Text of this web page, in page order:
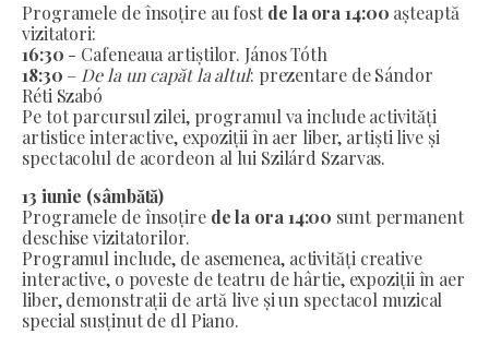
Programele de însoțire au fost de la ora 14:00 așteaptă
vizitatori:
16:30 - Cafeneaua artiștilor. János Tóth
18:30 – De la un capăt la altul: prezentare de Sándor
Réti Szabó
Pe tot parcursul zilei, programul va include activități
artistice interactive, expoziții în aer liber, artiști live și
spectacolul de acordeon al lui Szilárd Szarvas.
13 iunie (sâmbătă)
Programele de însoțire de la ora 14:00 sunt permanent
deschise vizitatorilor.
Programul include, de asemenea, activități creative
interactive, o poveste de teatru de hârtie, expoziții în aer
liber, demonstrații de artă live și un spectacol muzical
special susținut de dl Piano.